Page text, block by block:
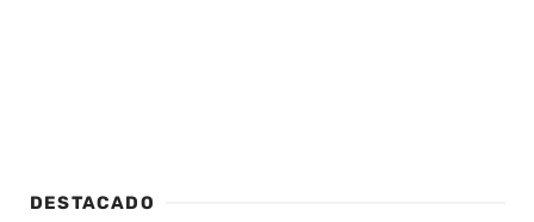
DESTACADO